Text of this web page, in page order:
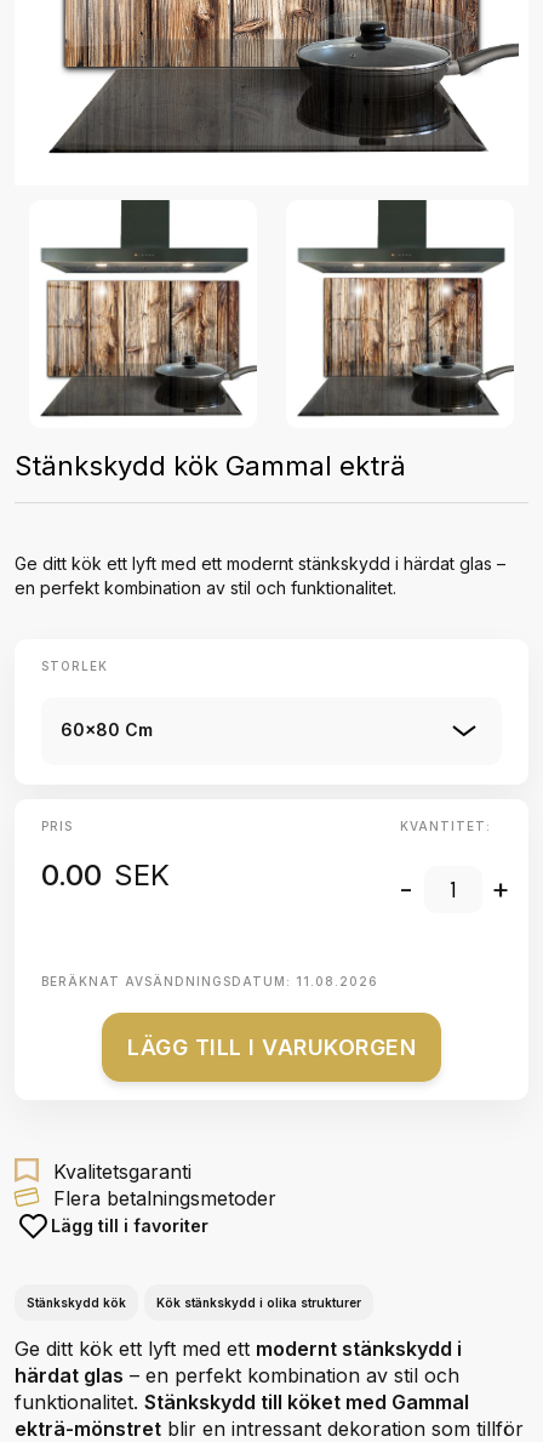
Stänkskydd kök Gammal ekträ
Ge ditt kök ett lyft med ett modernt stänkskydd i härdat glas –
en perfekt kombination av stil och funktionalitet.
STORLEK
60x80 Cm
PRIS
0.00 SEK
KVANTITET:
- +
BERÄKNAT AVSÄNDNINGSDATUM: 11.08.2026
LÄGG TILL I VARUKORGEN
Kvalitetsgaranti
Flera betalningsmetoder
Lägg till i favoriter
Stänkskydd kök Kök stänkskydd i olika strukturer
Ge ditt kök ett lyft med ett modernt stänkskydd i
härdat glas – en perfekt kombination av stil och
funktionalitet. Stänkskydd till köket med Gammal
ekträ-mönstret blir en intressant dekoration som tillför